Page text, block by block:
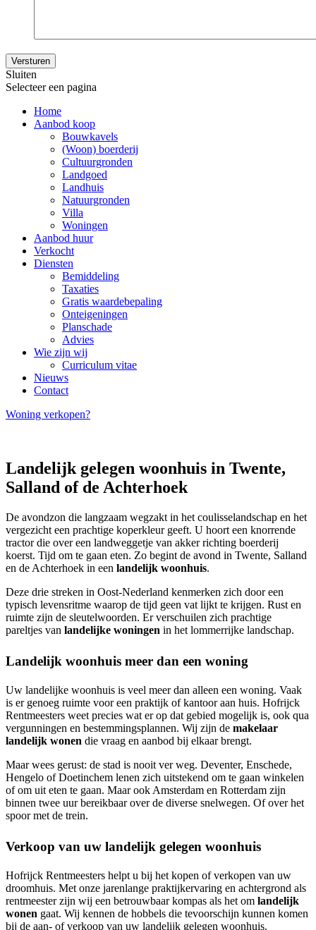
Versturen
Sluiten
Selecteer een pagina
Home
Aanbod koop
Bouwkavels
(Woon) boerderij
Cultuurgronden
Landgoed
Landhuis
Natuurgronden
Villa
Woningen
Aanbod huur
Verkocht
Diensten
Bemiddeling
Taxaties
Gratis waardebepaling
Onteigeningen
Planschade
Advies
Wie zijn wij
Curriculum vitae
Nieuws
Contact
Woning verkopen?
Landelijk gelegen woonhuis in Twente,
Salland of de Achterhoek
De avondzon die langzaam wegzakt in het coulisselandschap en het
vergezicht een prachtige koperkleur geeft. U hoort een knorrende
tractor die over een landweggetje van akker richting boerderij
koerst. Tijd om te gaan eten. Zo begint de avond in Twente, Salland
en de Achterhoek in een landelijk woonhuis.
Deze drie streken in Oost-Nederland kenmerken zich door een
typisch levensritme waarop de tijd geen vat lijkt te krijgen. Rust en
ruimte zijn de sleutelwoorden. Er verschuilen zich prachtige
pareltjes van landelijke woningen in het lommerrijke landschap.
Landelijk woonhuis meer dan een woning
Uw landelijke woonhuis is veel meer dan alleen een woning. Vaak
is er genoeg ruimte voor een praktijk of kantoor aan huis. Hofrijck
Rentmeesters weet precies wat er op dat gebied mogelijk is, ook qua
vergunningen en bestemmingsplannen. Wij zijn de makelaar
landelijk wonen die vraag en aanbod bij elkaar brengt.
Maar wees gerust: de stad is nooit ver weg. Deventer, Enschede,
Hengelo of Doetinchem lenen zich uitstekend om te gaan winkelen
of om uit eten te gaan. Maar ook Amsterdam en Rotterdam zijn
binnen twee uur bereikbaar over de diverse snelwegen. Of over het
spoor met de trein.
Verkoop van uw landelijk gelegen woonhuis
Hofrijck Rentmeesters helpt u bij het kopen of verkopen van uw
droomhuis. Met onze jarenlange praktijkervaring en achtergrond als
rentmeester zijn wij een betrouwbaar kompas als het om landelijk
wonen gaat. Wij kennen de hobbels die tevoorschijn kunnen komen
bij de aan- of verkoop van uw landelijk gelegen woonhuis.